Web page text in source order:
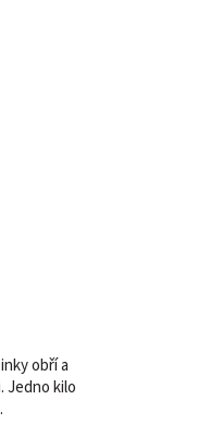
obří a
Jedno kilo